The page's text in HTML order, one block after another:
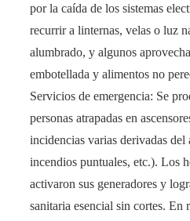
por la caída de los sistemas
recurrir a linternas, velas o luz
alumbrado, y algunos
embotellada y alimentos no
Servicios de emergencia: Se
personas atrapadas en
incidencias varias derivadas del
incendios puntuales, etc.). Los
activaron sus generadores y
sanitaria esencial sin cortes​. En